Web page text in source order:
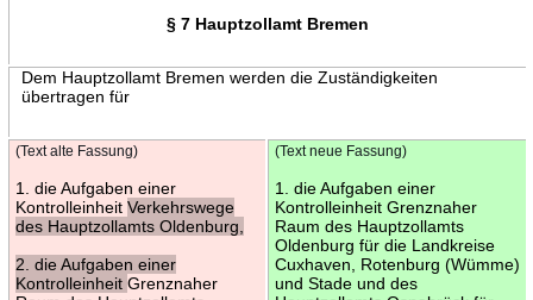
§ 7 Hauptzollamt Bremen
Dem Hauptzollamt Bremen werden die Zuständigkeiten
übertragen für
(Text alte Fassung)
1. die Aufgaben einer
Kontrolleinheit Verkehrswege
des Hauptzollamts Oldenburg,
2. die Aufgaben einer
Kontrolleinheit Grenznaher
(Text neue Fassung)
1. die Aufgaben einer
Kontrolleinheit Grenznaher
Raum des Hauptzollamts
Oldenburg für die Landkreise
Cuxhaven, Rotenburg (Wümme)
und Stade und des